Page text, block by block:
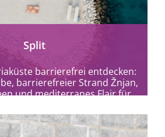
Split
barrierefrei entdecken:
barrierefreier Strand Žnjan,
und mediterranes Flair für